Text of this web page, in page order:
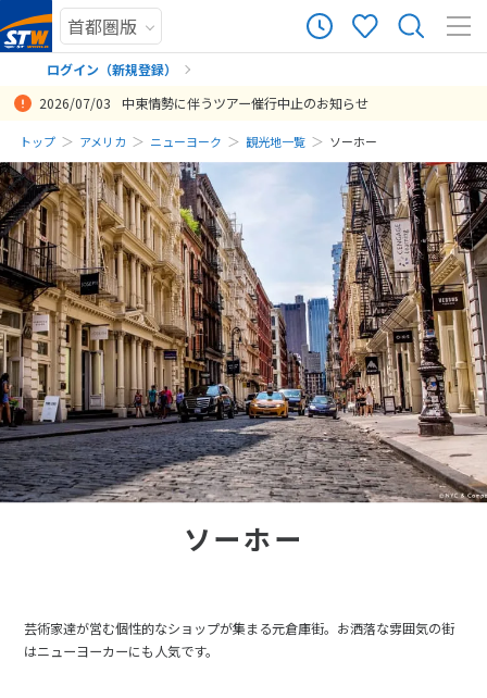
ログイン（新規登録）
まだ履歴がありません
まだ登録がありません
2026/07/03 中東情勢に伴うツアー催行中止のお知らせ
トップ アメリカ ニューヨーク 観光地一覧 ソーホー
ソーホー
芸術家達が営む個性的なショップが集まる元倉庫街。お洒落な雰囲気の街
はニューヨーカーにも人気です。